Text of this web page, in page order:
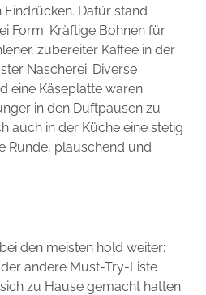
Dafür stand
Form: Kräftige Bohnen für
zubereiter Kaffee in der
Nascherei: Diverse
eine Käseplatte waren
in den Duftpausen zu
auch in der Küche eine stetig
Runde, plauschend und
den meisten hold weiter:
andere Must-Try-Liste
zu Hause gemacht hatten.